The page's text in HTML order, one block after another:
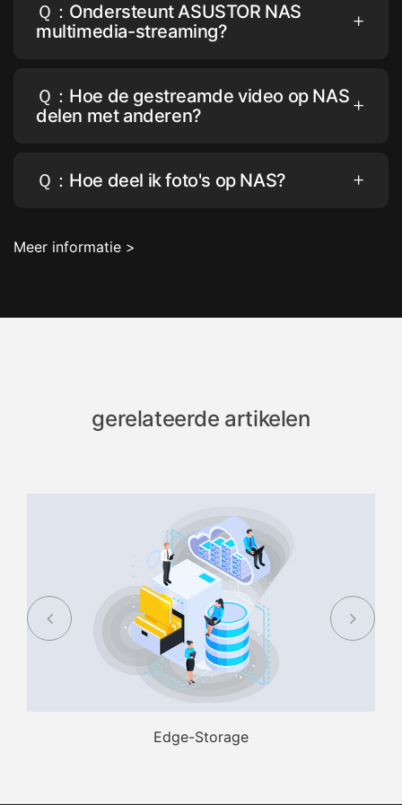
Ｑ：Ondersteunt ASUSTOR NAS
multimedia-streaming?
Ｑ：Hoe de gestreamde video op NAS
delen met anderen?
Ｑ：Hoe deel ik foto's op NAS?
Meer informatie >
gerelateerde artikelen
AI-ontwikkeling